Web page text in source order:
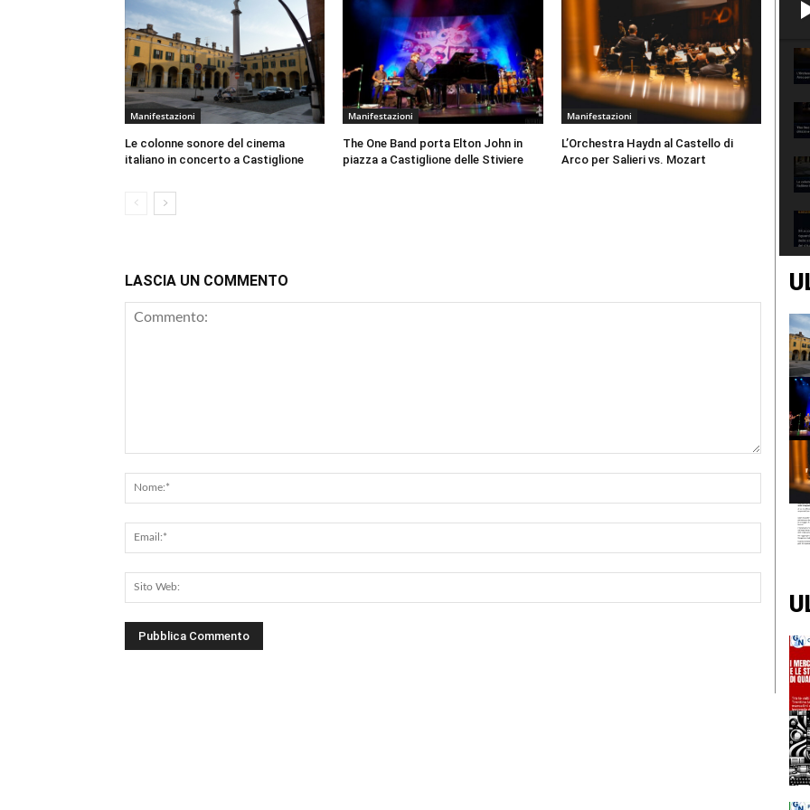
Manifestazioni
Le colonne sonore del cinema
italiano in concerto a Castiglione
Manifestazioni
The One Band porta Elton John in
piazza a Castiglione delle Stiviere
Manifestazioni
L’Orchestra Haydn al Castello di
Arco per Salieri vs. Mozart
LASCIA UN COMMENTO
Nome:*
Email:*
Web: